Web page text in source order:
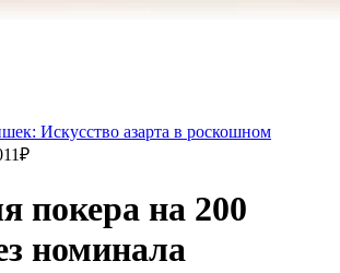
Искусство азарта в роскошном
₽
покера на 200
номинала